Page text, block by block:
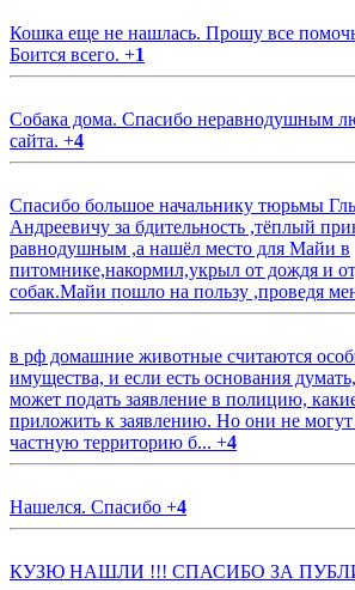
Кошка еще не нашлась. Прошу все
Боится всего. +1
Собака дома. Спасибо неравнодушным
сайта. +4
Спасибо большое начальнику тюрьмы
Андреевичу за бдительность ,тёплый
равнодушным ,а нашёл место для Майи в
питомнике,накормил,укрыл от дождя и
собак.Майи пошло на пользу ,проведя
в рф домашние животные считаются
имущества, и если есть основания
может подать заявление в полицию,
приложить к заявлению. Но они не могут
частную территорию б... +4
Нашелся. Спасибо +4
КУЗЮ НАШЛИ !!! СПАСИБО ЗА